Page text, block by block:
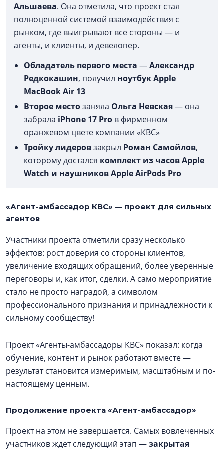
Альшаева. Она отметила, что проект стал
полноценной системой взаимодействия с
рынком, где выигрывают все стороны — и
агенты, и клиенты, и девелопер.
Обладатель первого места —Александр
Редкокашин, получил ноутбук Apple
MacBook Air 13
Второе местозаняла Ольга Невская— она
забрала iPhone 17 Pro в фирменном
оранжевом цвете компании «КВС»
Тройку лидеровзакрыл Роман Самойлов,
которому достался комплект из часов Apple
Watch и наушников Apple AirPods Pro
«Агент-амбассадор КВС» — проект для сильных
агентов
Участники проекта отметили сразу несколько
эффектов: рост доверия со стороны клиентов,
увеличение входящих обращений, более уверенные
переговоры и, как итог, сделки. А само мероприятие
стало не просто наградой, а символом
профессионального признания и принадлежности к
сильному сообществу!
Проект «Агенты-амбассадоры КВС» показал: когда
обучение, контент и рынок работают вместе —
результат становится измеримым, масштабным и по-
настоящему ценным.
Продолжение проекта «Агент-амбассадор»
Проект на этом не завершается. Самых вовлеченных
участников ждет следующий этап —закрытая